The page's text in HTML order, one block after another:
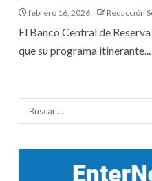
febrero 16, 2026 Redacción
El Banco Central de
que su programa itinerante...